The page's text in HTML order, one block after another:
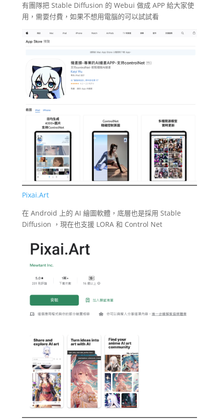
有團隊把 Stable Diffusion 的 Webui 做成 APP 給大家使
用，需要付費，如果不想用電腦的可以試試看
Pixai.Art
在 Android 上的 AI 繪圖軟體，底層也是採用 Stable
Diffusion ，現在也支援 LORA 和 Control Net